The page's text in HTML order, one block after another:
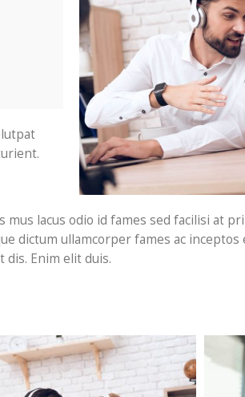
lacus odio id fames sed facilisi at
dictum ullamcorper fames ac inceptos
Enim elit duis.